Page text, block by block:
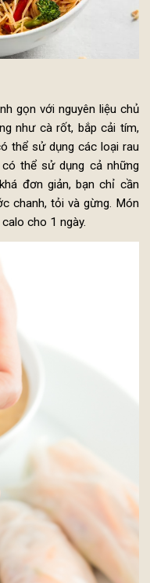
gọn với nguyên liệu
như cà rốt, bắp cải
có thể sử dụng các loại
có thể sử dụng cả
khá đơn giản, bạn chỉ
chanh, tỏi và gừng.
calo cho 1 ngày.